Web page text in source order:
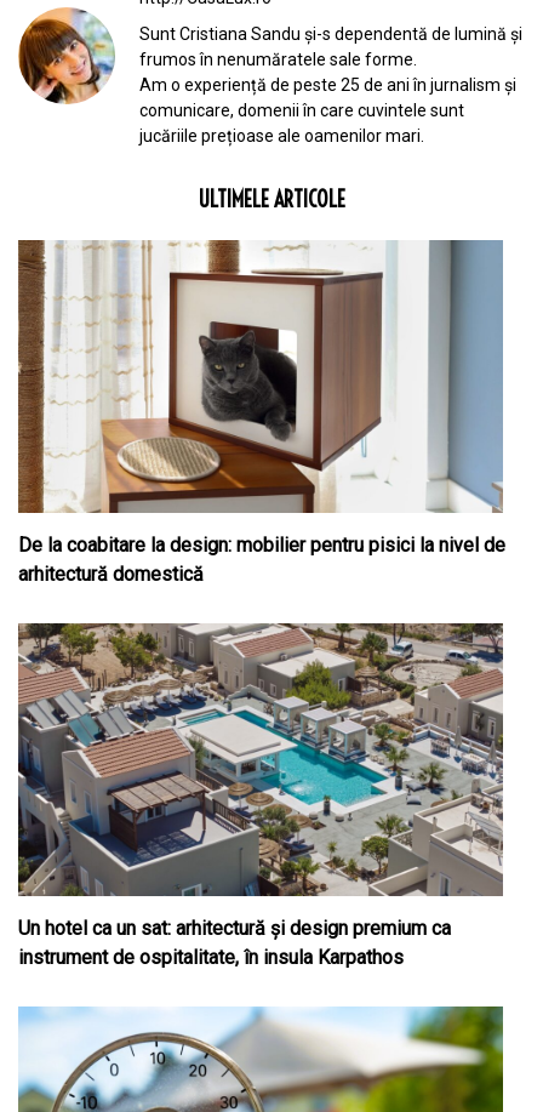
Sunt Cristiana Sandu și-s dependentă de lumină și
frumos în nenumăratele sale forme.
Am o experiență de peste 25 de ani în jurnalism și
comunicare, domenii în care cuvintele sunt
jucăriile prețioase ale oamenilor mari.
ULTIMELE ARTICOLE
De la coabitare la design: mobilier pentru pisici la nivel de
arhitectură domestică
Un hotel ca un sat: arhitectură și design premium ca
instrument de ospitalitate, în insula Karpathos